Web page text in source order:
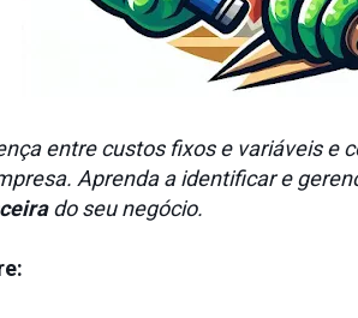
entre custos fixos e variáveis e
Aprenda a identificar e
do seu negócio.